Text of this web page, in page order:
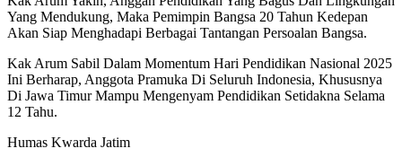
Yang Mendukung, Maka Pemimpin Bangsa 20 Tahun Kedepan
Akan Siap Menghadapi Berbagai Tantangan Persoalan Bangsa.
Kak Arum Sabil Dalam Momentum Hari Pendidikan Nasional 2025
Ini Berharap, Anggota Pramuka Di Seluruh Indonesia, Khususnya
Di Jawa Timur Mampu Mengenyam Pendidikan Setidakna Selama
12 Tahu.
Humas Kwarda Jatim